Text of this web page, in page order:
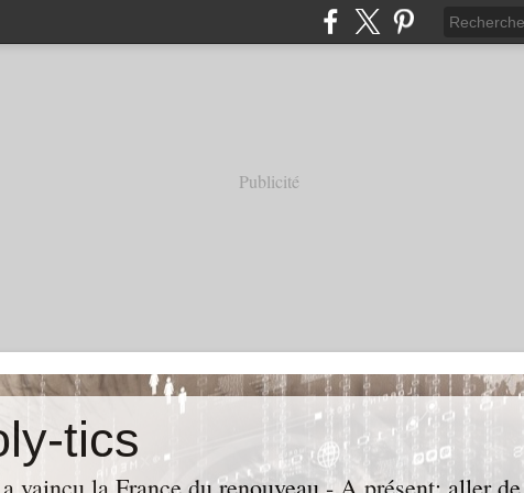
Publicité
tics